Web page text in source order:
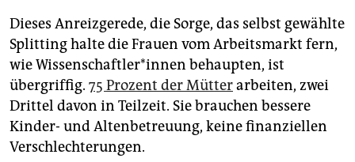
Dieses Anreizgerede, die Sorge, das selbst gewählte
Splitting halte die Frauen vom Arbeitsmarkt fern,
wie Wis­sen­schaft­ler*in­nen behaupten, ist
übergriffig. 75 Prozent der Mütterarbeiten, zwei
Drittel davon in Teilzeit. Sie brauchen bessere
Kinder- und Altenbetreuung, keine finanziellen
Verschlechterungen.